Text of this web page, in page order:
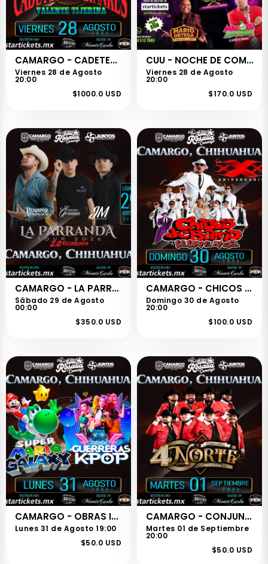
CAMARGO - CADETES DE LINARES
Viernes 28 de Agosto
20:00
$1000.0 USD
CUU - NOCHE DE COMEDIA
Viernes 28 de Agosto
20:00
$170.0 USD
CAMARGO - LA PARRANDA
Sábado 29 de Agosto
00:00
$350.0 USD
CAMARGO - CHICOS DE BARRIO
Domingo 30 de Agosto
20:00
$100.0 USD
CAMARGO - OBRAS INFANTILES
Lunes 31 de Agosto 19:00
$50.0 USD
CAMARGO - CONJUNTO 4 NORTE
Martes 01 de Septiembre
20:00
$50.0 USD